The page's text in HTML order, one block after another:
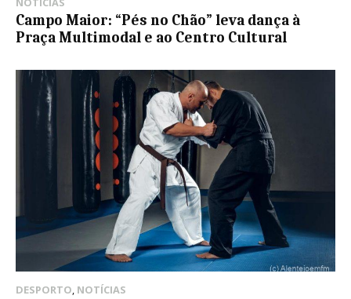
Campo Maior: “Pés no Chão” leva dança à
Praça Multimodal e ao Centro Cultural
DESPORTO, NOTÍCIAS